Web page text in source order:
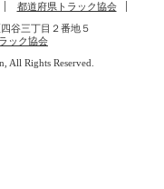
都道府県トラック協会
三丁目２番地５
ック協会
All Rights Reserved.